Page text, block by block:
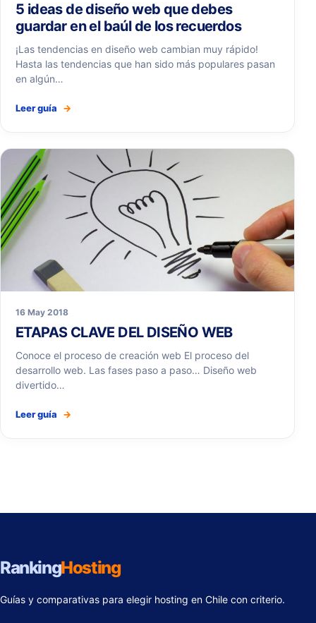
5 ideas de diseño web que debes
guardar en el baúl de los recuerdos
¡Las tendencias en diseño web cambian muy rápido!
Hasta las tendencias que han sido más populares pasan
en algún…
Leer guía →
16 May 2018
ETAPAS CLAVE DEL DISEÑO WEB
Conoce el proceso de creación web El proceso del
desarrollo web. Las fases paso a paso… Diseño web
divertido…
Leer guía →
RankingHosting
Guías y comparativas para elegir hosting en Chile con criterio.